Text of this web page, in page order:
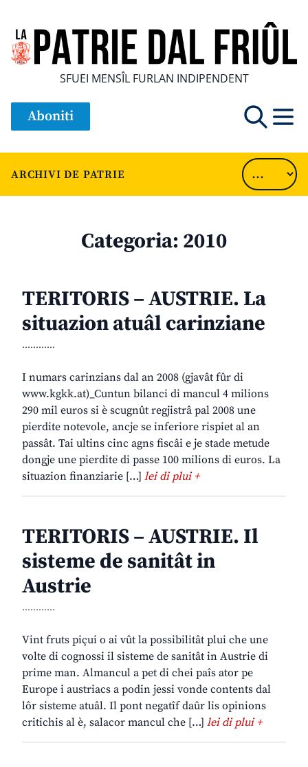
SFUEI MENSÎL FURLAN INDIPENDENT
Aboniti
ARCHIVI DE PATRIE
Categoria: 2010
TERITORIS – AUSTRIE. La
situazion atuâl carinziane
............
I numars carinzians dal an 2008 (gjavât fûr di
www.kgkk.at)_Cuntun bilanci di mancul 4 milions
290 mil euros si è scugnût regjistrâ pal 2008 une
pierdite notevole, ancje se inferiore rispiet al an
passât. Tai ultins cinc agns fiscâi e je stade metude
dongje une pierdite di passe 100 milions di euros. La
situazion finanziarie […] lei di plui +
TERITORIS – AUSTRIE. Il
sisteme de sanitât in
Austrie
............
Vint fruts piçui o ai vût la possibilitât plui che une
volte di cognossi il sisteme de sanitât in Austrie di
prime man. Almancul a pet di chei paîs ator pe
Europe i austriacs a podin jessi vonde contents dal
lôr sisteme atuâl. Il pont negatîf daûr lis opinions
critichis al è, salacor mancul che […] lei di plui +